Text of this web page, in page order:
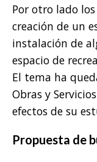
Por otro lado
creación de un
instalación de
espacio de
El tema ha
Obras y
efectos de su
Propuesta de